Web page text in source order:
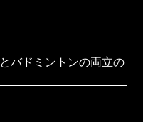
バドミントンの両立の